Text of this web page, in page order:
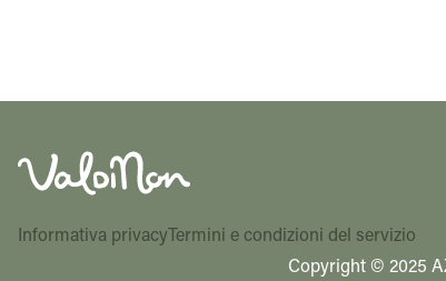
Informativa privacy Termini e condizioni del servizio
Copyright © 2025